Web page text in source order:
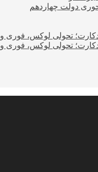
دولت چهاردهم
دکارت؛ تحولی لوکس،
دکارت؛ تحولی لوکس،